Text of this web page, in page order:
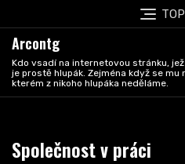
to
content
Arcontg
Kdo vsadí na internetovou stránku, jež
je prostě hlupák. Zejména když se mu
kterém z nikoho hlupáka neděláme.
Společnost v práci